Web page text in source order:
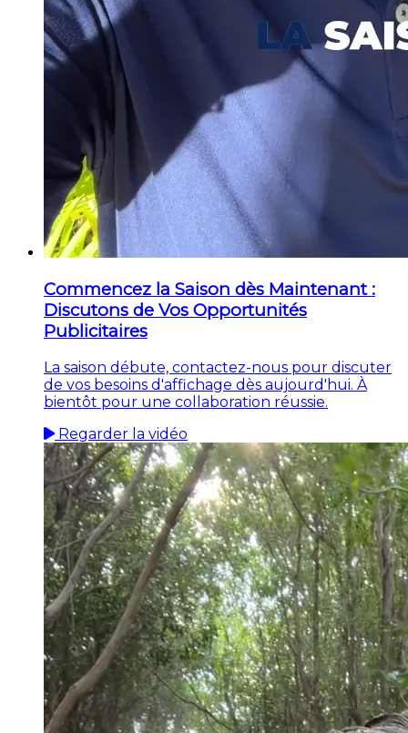
Commencez la Saison dès Maintenant :
Discutons de Vos Opportunités
Publicitaires
La saison débute, contactez-nous pour discuter
de vos besoins d'affichage dès aujourd'hui. À
bientôt pour une collaboration réussie.
Regarder la vidéo